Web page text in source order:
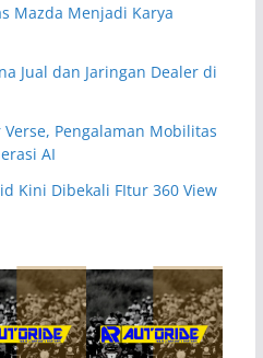
Mazda Menjadi Karya
Jual dan Jaringan Dealer di
Pengalaman Mobilitas
AI
Kini Dibekali FItur 360 View